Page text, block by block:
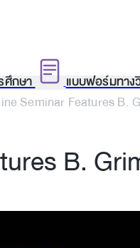
ศึกษา แบบฟอร์มทาง
Seminar Features B.
B.